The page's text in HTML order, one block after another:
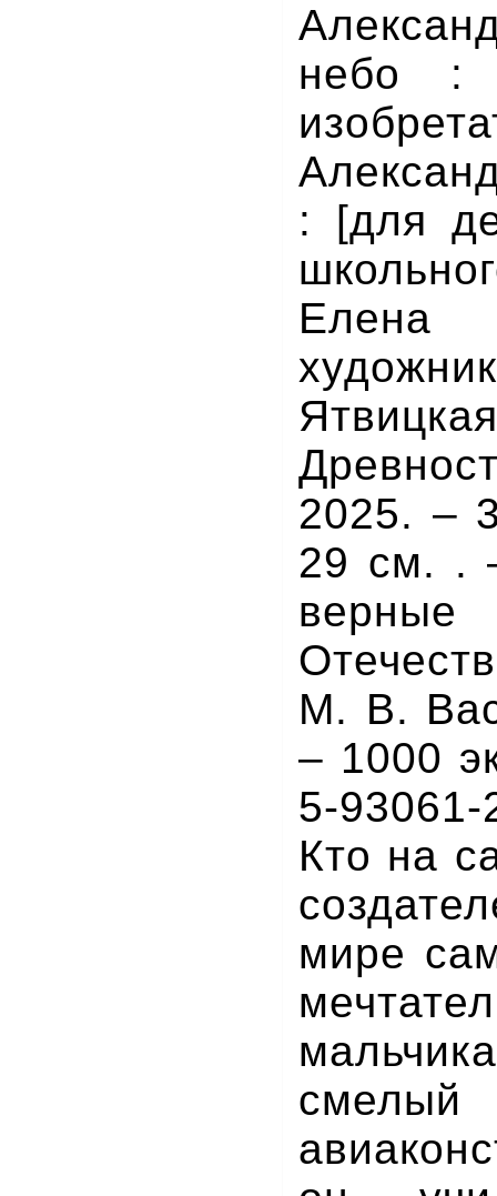
небо :
: [для
2025. –
29 см. .
М. В.
– 1000
5-93061-
Кто на
мире